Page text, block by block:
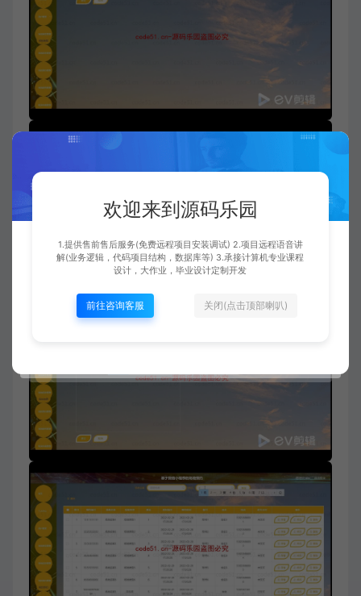
欢迎来到源码乐园
1.提供售前售后服务(免费远程项目安装调试) 2.项目远程语音讲
解(业务逻辑，代码项目结构，数据库等) 3.承接计算机专业课程
设计，大作业，毕业设计定制开发
前往咨询客服 关闭(点击顶部喇叭)